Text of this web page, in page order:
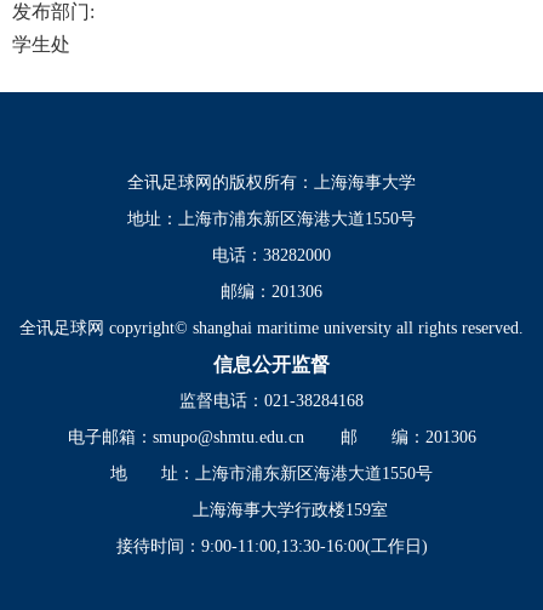
发布部门:
学生处
全讯足球网的版权所有：上海海事大学
地址：上海市浦东新区海港大道1550号
电话：38282000
邮编：201306
全讯足球网 copyright© shanghai maritime university all rights reserved.
信息公开监督
监督电话：021-38284168
电子邮箱： smupo@shmtu.edu.cn
邮 编：201306
地 址：上海市浦东新区海港大道1550号
上海海事大学行政楼159室
接待时间：9:00-11:00,13:30-16:00(工作日)